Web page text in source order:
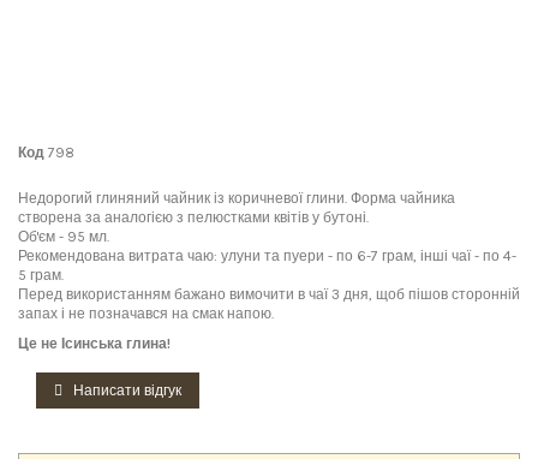
Код 798
Недорогий глиняний чайник із коричневої глини. Форма чайника
створена за аналогією з пелюстками квітів у бутоні.
Об'єм - 95 мл.
Рекомендована витрата чаю: улуни та пуери - по 6-7 грам, інші чаї - по 4-
5 грам.
Перед використанням бажано вимочити в чаї 3 дня, щоб пішов сторонній
запах і не позначався на смак напою.
Це не Ісинська глина!
Написати відгук